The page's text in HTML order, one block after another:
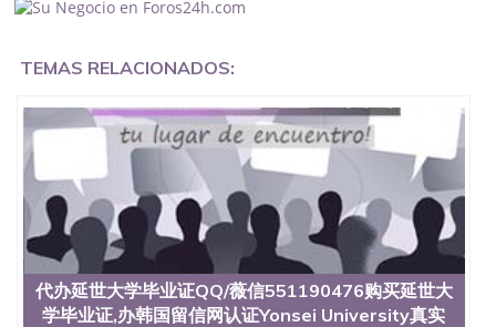
读了,成绩不理想毕不了业怎么办551190476找工作没
吗551190476哪里可以买国外文凭551190476国外本
作吗551190476怎么办理 外假毕业证551190476哪里
可以制作美国毕业证551190476哪里可以办理澳洲毕
业证551190476留学生在哪里可以买假毕业证
551190476哪里可以办理加拿大毕业证551190476申
请学校办理假的毕业证成绩单可以吗551190476哪里
可以办理水印成绩单551190476哪里可以修改成绩单
GPA分数551190476假毕业证能查出来吗551190476
假文凭网上能查到吗551190476 如何拿到国外毕业证
QQ微信551190476办假大学毕业证QQ微信551190476
国外毕业证去哪认证QQ微信551190476找毕业证封皮
TEMAS RELACIONADOS:
代办延世大学毕业证QQ/薇信551190476购买延世大
学毕业证,办韩国留信网认证Yonsei University真实